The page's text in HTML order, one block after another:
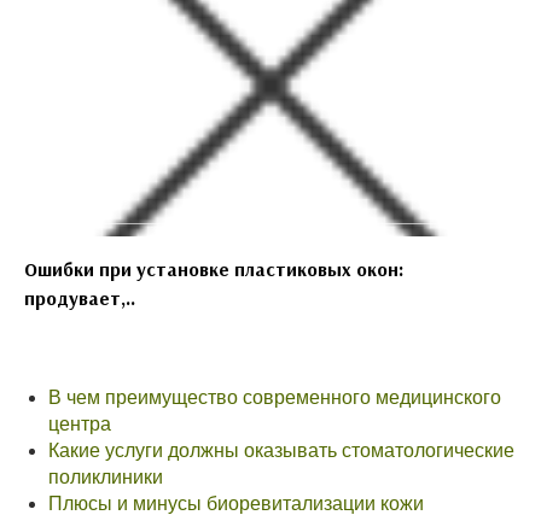
Ошибки при установке пластиковых окон:
продувает,..
В чем преимущество современного медицинского
центра
Какие услуги должны оказывать стоматологические
поликлиники
Плюсы и минусы биоревитализации кожи